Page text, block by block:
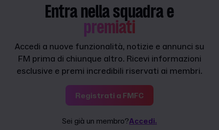
Entra nella squadra e
premiati
Accedi a nuove funzionalità, notizie e annunci su
FM prima di chiunque altro. Ricevi informazioni
esclusive e premi incredibili riservati ai membri.
Registrati a FMFC
Sei già un membro?Accedi.